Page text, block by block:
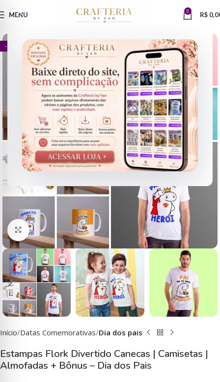
MENU 0 R$
- 71%
Clique para ampliar
Início Datas Comemorativas Dia dos pais
Estampas Flork Divertido Canecas | Camisetas |
Almofadas + Bônus – Dia dos Pais